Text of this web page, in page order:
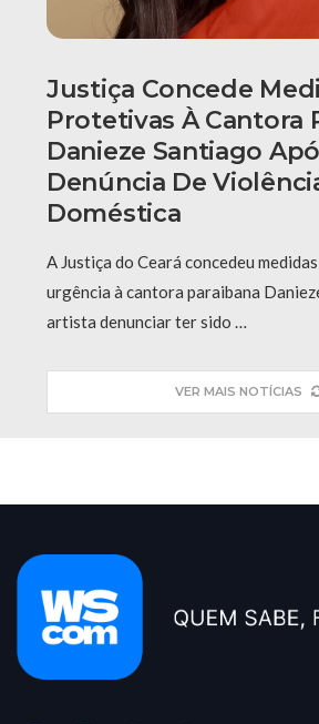
Justiça Concede
Protetivas À Cantora
Danieze Santiago
Denúncia De
Doméstica
A Justiça do Ceará concedeu
urgência à cantora paraibana
artista denunciar ter sido …
VER MAIS NOTÍCIAS